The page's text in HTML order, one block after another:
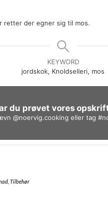
retter der egner sig til mos.
KEYWORD
jordskok, Knoldselleri, mos
du prøvet vores
@noervig.cooking eller tag
, Tilbehør